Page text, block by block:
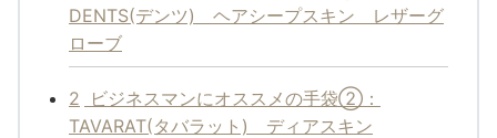
DENTS(デンツ) ヘアシープスキン レザーグ
ローブ
2
ビジネスマンにオススメの手袋②：
TAVARAT(タバラット) ディアスキン